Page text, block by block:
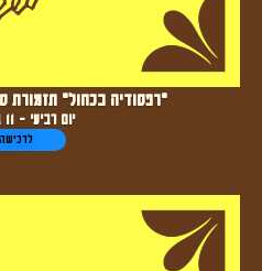
"רפסודיה בכחול" תזמורת
יום רביעי - 11 בנובמבר
לרכישה